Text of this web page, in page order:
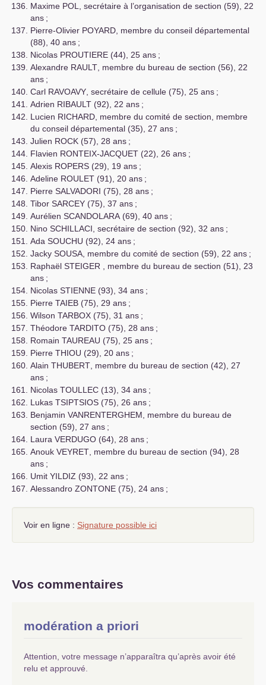
Maxime POL
, secrétaire à l’organisation de section (59), 22
ans ;
Pierre-Olivier POYARD , membre du conseil départemental
(88), 40 ans ;
Nicolas PROUTIERE (44), 25 ans ;
Alexandre RAULT , membre du bureau de section (56), 22
ans ;
Carl RAVOAVY , secrétaire de cellule (75), 25 ans ;
Adrien RIBAULT (92), 22 ans ;
Lucien RICHARD , membre du comité de section, membre
du conseil départemental (35), 27 ans ;
Julien ROCK (57), 28 ans ;
Flavien RONTEIX-JACQUET (22), 26 ans ;
Alexis ROPERS (29), 19 ans ;
Adeline ROULET (91), 20 ans ;
Pierre SALVADORI (75), 28 ans ;
Tibor SARCEY (75), 37 ans ;
Aurélien SCANDOLARA (69), 40 ans ;
Nino SCHILLACI , secrétaire de section (92), 32 ans ;
Ada SOUCHU (92), 24 ans ;
Jacky SOUSA , membre du comité de section (59), 22 ans ;
Raphaël STEIGER , membre du bureau de section (51), 23
ans ;
Nicolas STIENNE (93), 34 ans ;
Pierre TAIEB (75), 29 ans ;
Wilson TARBOX (75), 31 ans ;
Théodore TARDITO (75), 28 ans ;
Romain TAUREAU (75), 25 ans ;
Pierre THIOU (29), 20 ans ;
Alain THUBERT , membre du bureau de section (42), 27
ans ;
Nicolas TOULLEC (13), 34 ans ;
Lukas TSIPTSIOS (75), 26 ans ;
Benjamin VANRENTERGHEM , membre du bureau de
section (59), 27 ans ;
Laura VERDUGO (64), 28 ans ;
Anouk VEYRET , membre du bureau de section (94), 28
ans ;
Umit YILDIZ (93), 22 ans ;
Alessandro ZONTONE (75), 24 ans ;
Voir en ligne : Signature possible ici
Vos commentaires
modération a priori
Attention, votre message n’apparaîtra qu’après avoir été
relu et approuvé.